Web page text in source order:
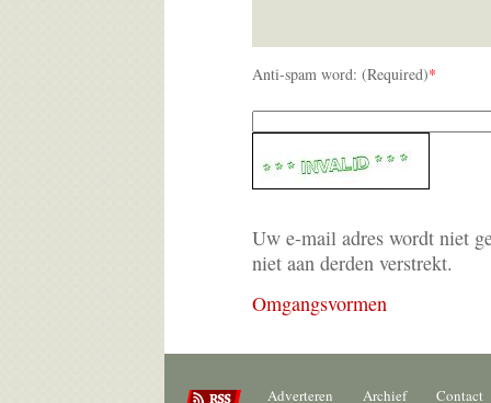
Anti-spam word: (Required)*
Uw e-mail adres wordt niet
niet aan derden verstrekt.
Omgangsvormen
Adverteren Archief Contact